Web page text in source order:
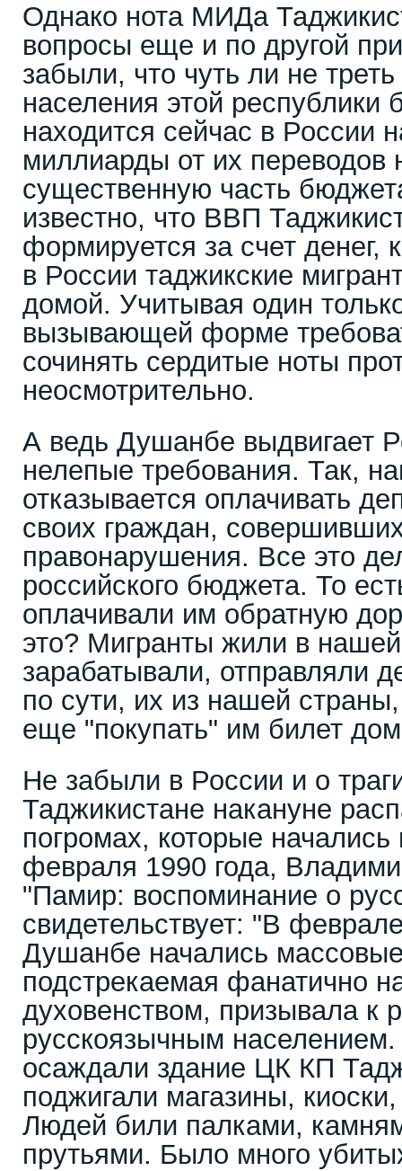
Однако нота МИДа
вопросы еще и по другой
забыли, что чуть ли не
населения этой
находится сейчас в России
миллиарды от их переводов
существенную часть
известно, что ВВП
формируется за счет
в России таджикские
домой. Учитывая один
вызывающей форме
сочинять сердитые ноты
неосмотрительно.
А ведь Душанбе выдвигает
нелепые требования. Так,
отказывается оплачивать
своих граждан,
правонарушения. Все это
российского бюджета. То
оплачивали им обратную
это? Мигранты жили в
зарабатывали, отправляли
по сути, их из нашей
еще "покупать" им билет
Не забыли в России и о
Таджикистане накануне
погромах, которые
февраля 1990 года,
"Памир: воспоминание о
свидетельствует: "В
Душанбе начались
подстрекаемая фанатично
духовенством, призывала к
русскоязычным
осаждали здание ЦК КП
поджигали магазины,
Людей били палками,
прутьями. Было много